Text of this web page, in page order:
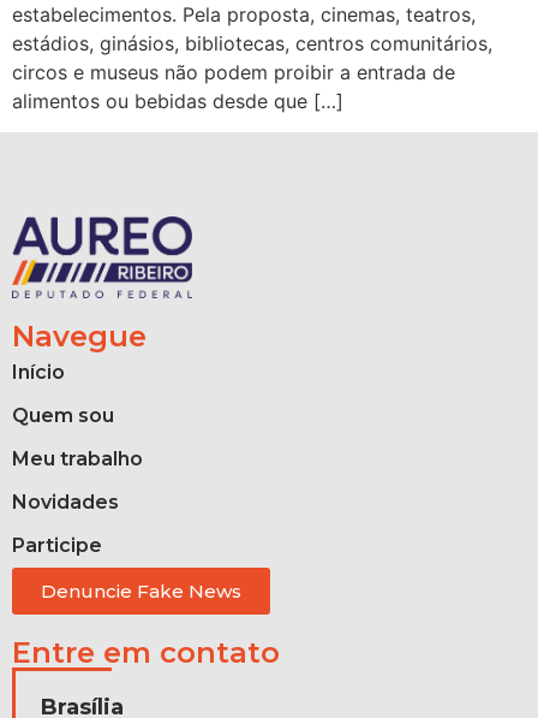
estabelecimentos. Pela proposta, cinemas, teatros,
estádios, ginásios, bibliotecas, centros comunitários,
circos e museus não podem proibir a entrada de
alimentos ou bebidas desde que […]
Navegue
Início
Quem sou
Meu trabalho
Novidades
Participe
Denuncie Fake News
Entre em contato
Brasília